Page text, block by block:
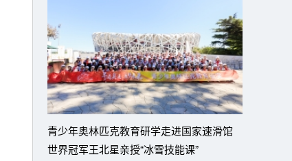
青少年奥林匹克教育研学走进国家速滑馆
世界冠军王北星亲授“冰雪技能课”